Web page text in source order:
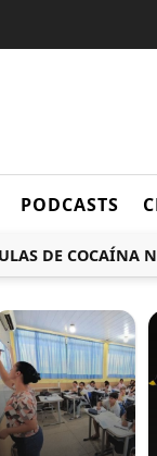
PODCASTS
DE COCAÍNA NO